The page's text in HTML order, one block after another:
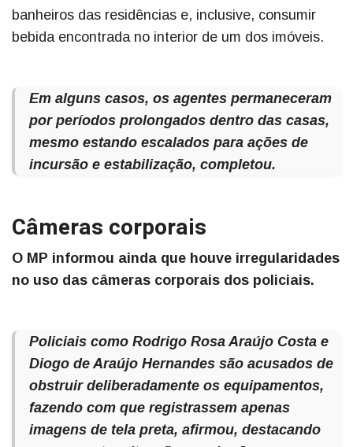
banheiros das residências e, inclusive, consumir
bebida encontrada no interior de um dos imóveis.
Em alguns casos, os agentes permaneceram
por períodos prolongados dentro das casas,
mesmo estando escalados para ações de
incursão e estabilização, completou.
Câmeras corporais
O MP informou ainda que houve irregularidades
no uso das câmeras corporais dos policiais.
Policiais como Rodrigo Rosa Araújo Costa e
Diogo de Araújo Hernandes são acusados de
obstruir deliberadamente os equipamentos,
fazendo com que registrassem apenas
imagens de tela preta, afirmou, destacando